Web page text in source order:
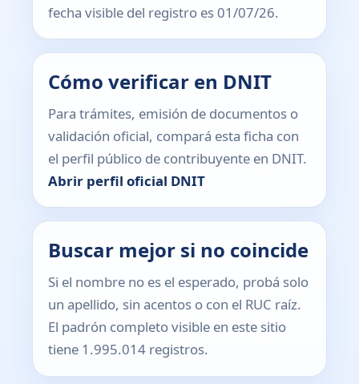
fecha visible del registro es 01/07/26.
Cómo verificar en DNIT
Para trámites, emisión de documentos o
validación oficial, compará esta ficha con
el perfil público de contribuyente en DNIT.
Abrir perfil oficial DNIT
Buscar mejor si no coincide
Si el nombre no es el esperado, probá solo
un apellido, sin acentos o con el RUC raíz.
El padrón completo visible en este sitio
tiene 1.995.014 registros.